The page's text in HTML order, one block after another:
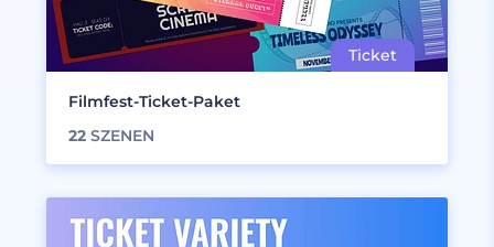
Filmfest-Ticket-Paket
22 SZENEN